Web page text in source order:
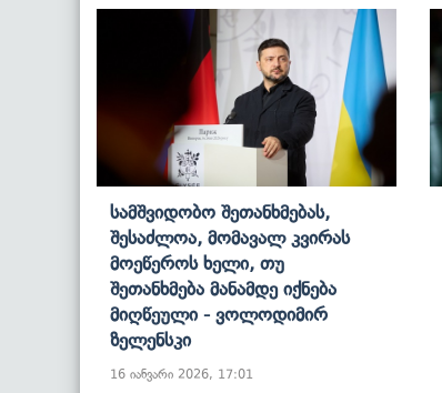
Სამშვიდობო Შეთანხმებას,
Შესაძლოა, Მომავალ Კვირას
Მოეწეროს Ხელი, Თუ
Შეთანხმება Მანამდე Იქნება
Მიღწეული - Ვოლოდიმირ
Ზელენსკი
16 იანვარი 2026, 17:01